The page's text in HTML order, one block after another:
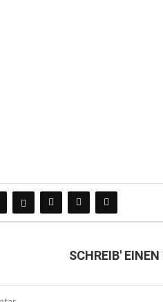
SCHREIB'